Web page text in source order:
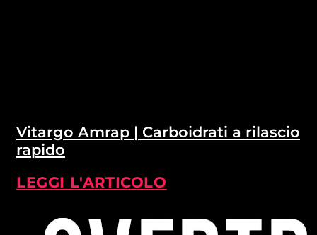
Vitargo Amrap | Carboidrati a rilascio
rapido
LEGGI L'ARTICOLO